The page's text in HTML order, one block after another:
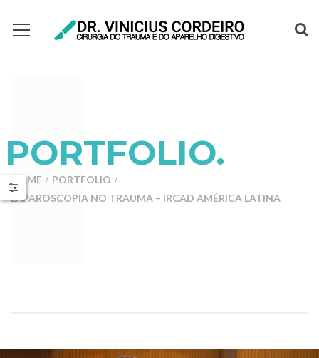
PORTFOLIO.
HOME
PORTFOLIO
LAPAROSCOPIA NO TRAUMA – IRCAD AMÉRICA LATINA